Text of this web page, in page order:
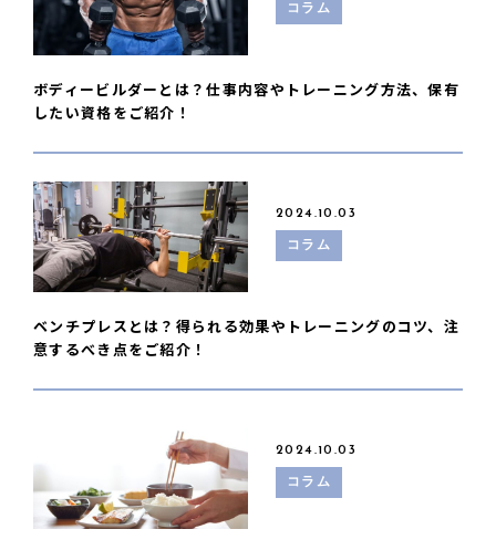
コラム
ボディービルダーとは？仕事内容やトレーニング方法、保有
したい資格をご紹介！
2024.10.03
コラム
ベンチプレスとは？得られる効果やトレーニングのコツ、注
意するべき点をご紹介！
2024.10.03
コラム